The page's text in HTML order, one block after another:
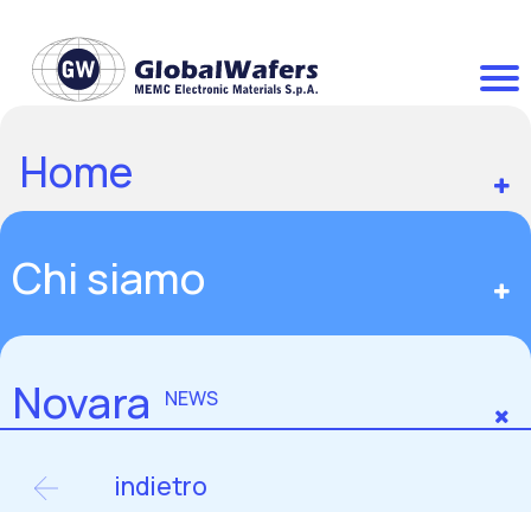
Home
Chi siamo
NEWS
Novara
indietro